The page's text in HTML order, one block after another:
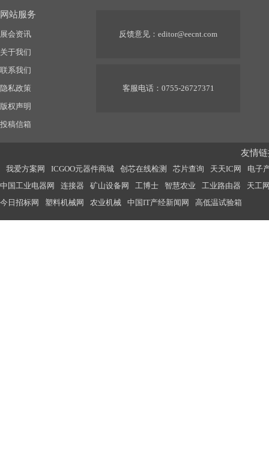
网站服务
展会资讯
关于我们
联系我们
隐私政策
版权声明
投稿信箱
反馈意见： editor@eecnt.com
客服电话：0755-26727371
友情
我爱方案网 ICGOO元器件商城 创芯在线检测 芯片查询 天天IC网
电子
中国工业电器网
连接器 矿山设备网 工博士 智慧农业 工业路由器
天工
今日招标网
塑料机械网 农业机械 中国IT产经新闻网 高低温试验箱